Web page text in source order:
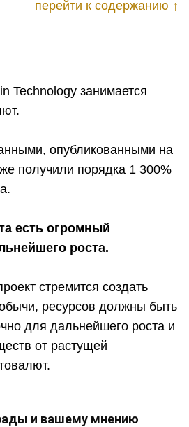
перейти к содержанию ↑
Technology занимается
опубликованными на
получили порядка 1 300%
есть огромный
роста.
стремится создать
ресурсов должны быть
для дальнейшего роста и
от растущей
и вашему мнению